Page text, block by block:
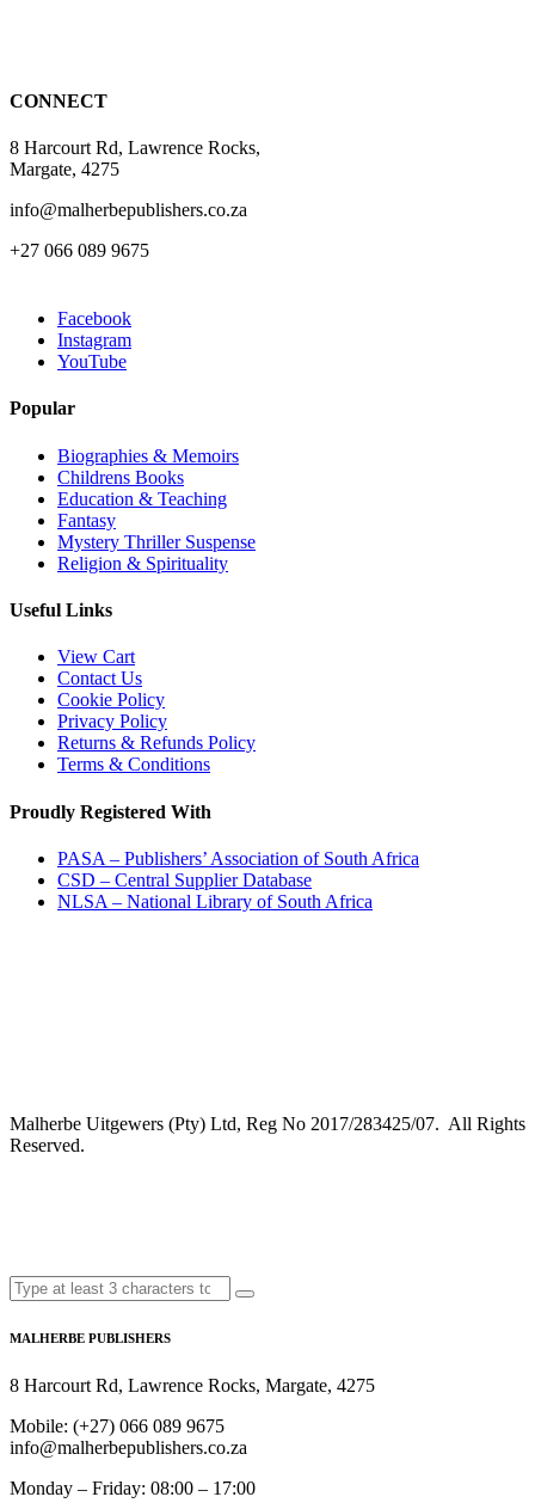
CONNECT
8 Harcourt Rd, Lawrence Rocks,
Margate, 4275
info@malherbepublishers.co.za
+27 066 089 9675
Facebook
Instagram
YouTube
Popular
Biographies & Memoirs
Childrens Books
Education & Teaching
Fantasy
Mystery Thriller Suspense
Religion & Spirituality
Useful Links
View Cart
Contact Us
Cookie Policy
Privacy Policy
Returns & Refunds Policy
Terms & Conditions
Proudly Registered With
PASA – Publishers’ Association of South Africa
CSD – Central Supplier Database
NLSA – National Library of South Africa
Malherbe Uitgewers (Pty) Ltd, Reg No 2017/283425/07. All Rights
Reserved.
MALHERBE PUBLISHERS
8 Harcourt Rd, Lawrence Rocks, Margate, 4275
Mobile: (+27) 066 089 9675
info@malherbepublishers.co.za
Monday – Friday: 08:00 – 17:00